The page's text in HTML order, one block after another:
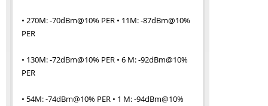
• 270M: -70dBm@10% PER • 11M: -87dBm@10%
PER
• 130M: -72dBm@10% PER • 6 M: -92dBm@10%
PER
• 54M: -74dBm@10% PER • 1 M: -94dBm@10%